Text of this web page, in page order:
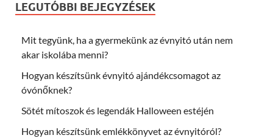
LEGUTÓBBI BEJEGYZÉSEK
Mit tegyünk, ha a gyermekünk az évnyitó után nem
akar iskolába menni?
Hogyan készítsünk évnyitó ajándékcsomagot az
óvónőknek?
Sötét mítoszok és legendák Halloween estéjén
Hogyan készítsünk emlékkönyvet az évnyitóról?